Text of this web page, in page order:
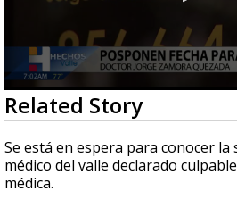
0
seconds
of
29
seconds
Related Story
Se está en espera para conocer la
médico del valle declarado
médica.